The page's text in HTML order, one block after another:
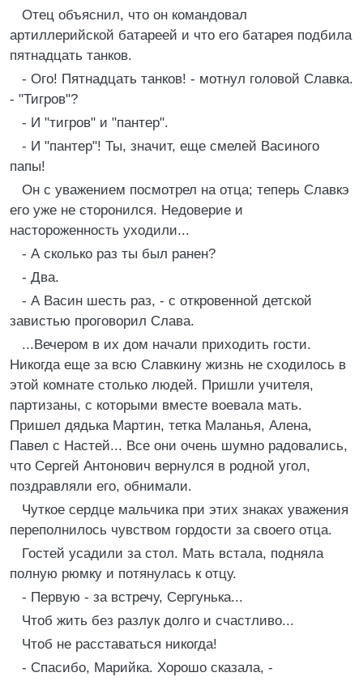
Отец объяснил, что он командовал
артиллерийской батареей и что его батарея подбила
пятнадцать танков.
- Ого! Пятнадцать танков! - мотнул головой Славка.
- "Тигров"?
- И "тигров" и "пантер".
- И "пантер"! Ты, значит, еще смелей Васиного
папы!
Он с уважением посмотрел на отца; теперь Славкэ
его уже не сторонился. Недоверие и
настороженность уходили...
- А сколько раз ты был ранен?
- Два.
- А Васин шесть раз, - с откровенной детской
завистью проговорил Слава.
...Вечером в их дом начали приходить гости.
Никогда еще за всю Славкину жизнь не сходилось в
этой комнате столько людей. Пришли учителя,
партизаны, с которыми вместе воевала мать.
Пришел дядька Мартин, тетка Маланья, Алена,
Павел с Настей... Все они очень шумно радовались,
что Сергей Антонович вернулся в родной угол,
поздравляли его, обнимали.
Чуткое сердце мальчика при этих знаках уважения
переполнилось чувством гордости за своего отца.
Гостей усадили за стол. Мать встала, подняла
полную рюмку и потянулась к отцу.
- Первую - за встречу, Сергунька...
Чтоб жить без разлук долго и счастливо...
Чтоб не расставаться никогда!
- Спасибо, Марийка. Хорошо сказала, -